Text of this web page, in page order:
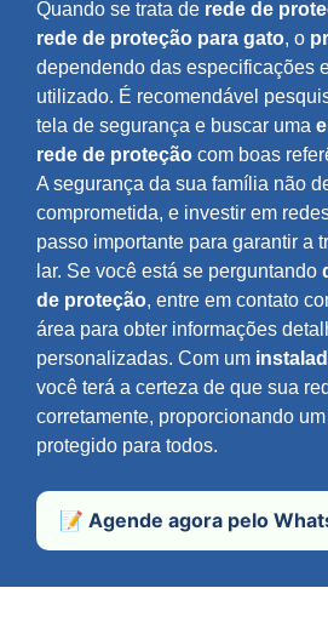
Quando se trata de rede de
rede de proteção para gato, o
dependendo das especificações
utilizado. É recomendável
tela de segurança e buscar uma
rede de proteção com boas
A segurança da sua família não
comprometida, e investir em
passo importante para garantir a
lar. Se você está se perguntando
de proteção, entre em contato
área para obter informações
personalizadas. Com um
você terá a certeza de que sua
corretamente, proporcionando
protegido para todos.
📝 Agende agora pelo